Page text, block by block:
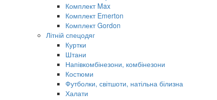
Комплект Max
Комплект Emerton
Комплект Gordon
Літній спецодяг
Куртки
Штани
Напівкомбінезони, комбінезони
Костюми
Футболки, світшоти, натільна білизна
Халати